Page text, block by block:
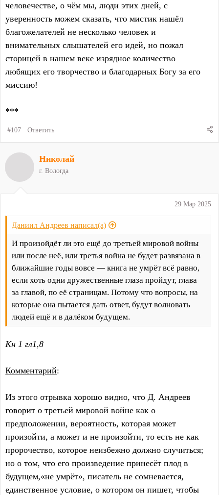
человечестве, о чём мы, люди этих дней, с
уверенность можем сказать, что мистик нашёл
благожелателей не несколько человек и
внимательных слышателей его идей, но пожал
сторицей в нашем веке изрядное количество
любящих его творчество и благодарных Богу за его
миссию!
***
#107 Ответить
29 Мар 2025
Даниил Андреев написал(а)
И произойдёт ли это ещё до третьей мировой войны
или после неё, или третья война не будет развязана в
ближайшие годы вовсе — книга не умрёт всё равно,
если хоть одни дружественные глаза пройдут, глава
за главой, по её страницам. Потому что вопросы, на
которые она пытается дать ответ, будут волновать
людей ещё и в далёком будущем.
Кн 1 гл1,8
Комментарий:
Из этого отрывка хорошо видно, что Д. Андреев
говорит о третьей мировой войне как о
предположении, вероятность, которая может
произойти, а может и не произойти, то есть не как
пророчество, которое неизбежно должно случиться;
но о том, что его произведение принесёт плод в
будущем,«не умрёт», писатель не сомневается,
единственное условие, о котором он пишет, чтобы
Николай
г. Вологда